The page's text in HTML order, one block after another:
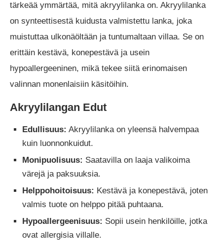
tärkeää ymmärtää, mitä akryylilanka on. Akryylilanka
on synteettisestä kuidusta valmistettu lanka, joka
muistuttaa ulkonäöltään ja tuntumaltaan villaa. Se on
erittäin kestävä, konepestävä ja usein
hypoallergeeninen, mikä tekee siitä erinomaisen
valinnan monenlaisiin käsitöihin.
Akryylilangan Edut
Edullisuus: Akryylilanka on yleensä halvempaa
kuin luonnonkuidut.
Monipuolisuus: Saatavilla on laaja valikoima
värejä ja paksuuksia.
Helppohoitoisuus: Kestävä ja konepestävä, joten
valmis tuote on helppo pitää puhtaana.
Hypoallergeenisuus: Sopii usein henkilöille, jotka
ovat allergisia villalle.